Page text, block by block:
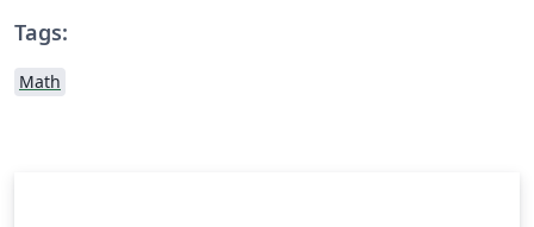
Tags:
Math